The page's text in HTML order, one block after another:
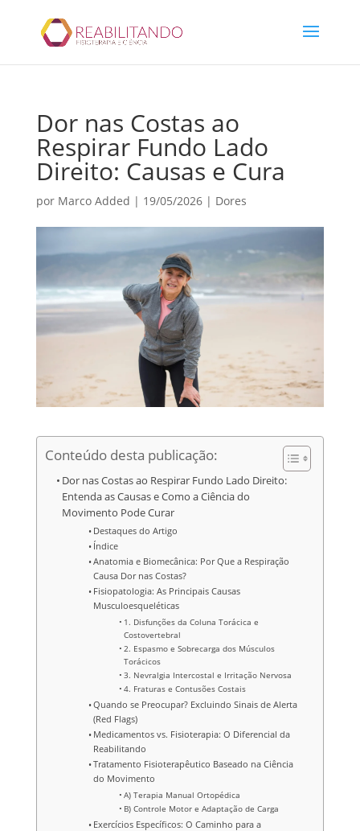
Dor nas Costas ao
Respirar Fundo Lado
Direito: Causas e Cura
por Marco Added | 19/05/2026| Dores
Conteúdo desta publicação:
Dor nas Costas ao Respirar Fundo Lado Direito:
Entenda as Causas e Como a Ciência do
Movimento Pode Curar
Destaques do Artigo
Índice
Anatomia e Biomecânica: Por Que a Respiração
Causa Dor nas Costas?
Fisiopatologia: As Principais Causas
Musculoesqueléticas
1. Disfunções da Coluna Torácica e
Costovertebral
2. Espasmo e Sobrecarga dos Músculos
Torácicos
3. Nevralgia Intercostal e Irritação Nervosa
4. Fraturas e Contusões Costais
Quando se Preocupar? Excluindo Sinais de Alerta
(Red Flags)
Medicamentos vs. Fisioterapia: O Diferencial da
Reabilitando
Tratamento Fisioterapêutico Baseado na Ciência
do Movimento
A) Terapia Manual Ortopédica
B) Controle Motor e Adaptação de Carga
Exercícios Específicos: O Caminho para a